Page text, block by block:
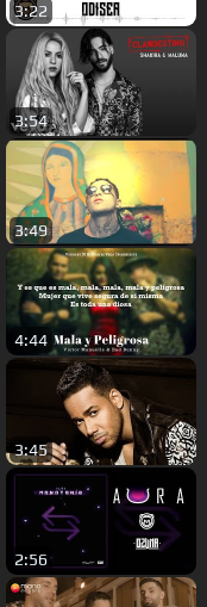
3:22
3:54
3:49
4:44
3:45
2:56